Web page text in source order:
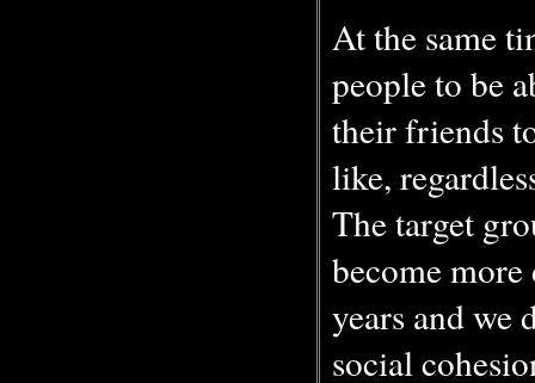
At the same
people to be
their friends
like,
The target
become
years and we
social